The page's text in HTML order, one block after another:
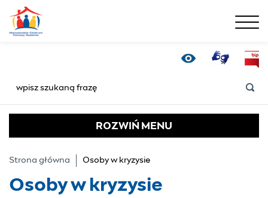
Osoby w kryzysie -
Tłumacz Online
ROZWIŃ MENU
Strona główna Osoby w kryzysie
Osoby w kryzysie